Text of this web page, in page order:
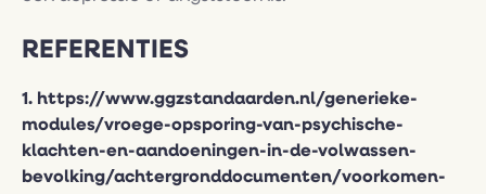
REFERENTIES
1. https://www.ggzstandaarden.nl/generieke-
modules/vroege-opsporing-van-psychische-
klachten-en-aandoeningen-in-de-volwassen-
bevolking/achtergronddocumenten/voorkomen-